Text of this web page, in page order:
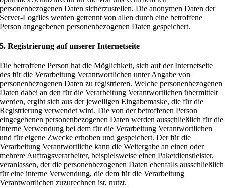
personenbezogenen Daten sicherzustellen. Die anonymen Daten der
Server-Logfiles werden getrennt von allen durch eine betroffene
Person angegebenen personenbezogenen Daten gespeichert.
5. Registrierung auf unserer Internetseite
Die betroffene Person hat die Möglichkeit, sich auf der Internetseite
des für die Verarbeitung Verantwortlichen unter Angabe von
personenbezogenen Daten zu registrieren. Welche personenbezogenen
Daten dabei an den für die Verarbeitung Verantwortlichen übermittelt
werden, ergibt sich aus der jeweiligen Eingabemaske, die für die
Registrierung verwendet wird. Die von der betroffenen Person
eingegebenen personenbezogenen Daten werden ausschließlich für die
interne Verwendung bei dem für die Verarbeitung Verantwortlichen
und für eigene Zwecke erhoben und gespeichert. Der für die
Verarbeitung Verantwortliche kann die Weitergabe an einen oder
mehrere Auftragsverarbeiter, beispielsweise einen Paketdienstleister,
veranlassen, der die personenbezogenen Daten ebenfalls ausschließlich
für eine interne Verwendung, die dem für die Verarbeitung
Verantwortlichen zuzurechnen ist, nutzt.